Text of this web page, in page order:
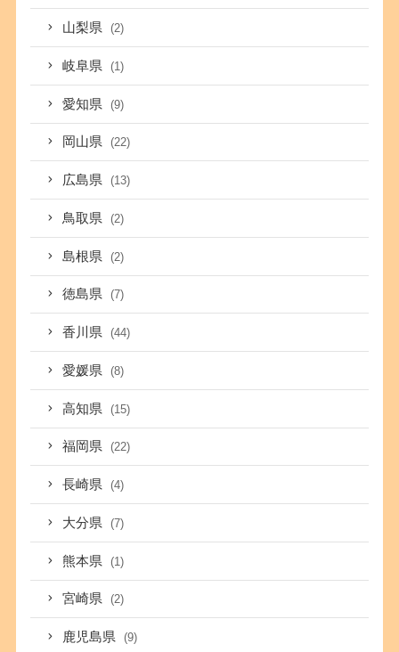
山梨県 (2)
岐阜県 (1)
愛知県 (9)
岡山県 (22)
広島県 (13)
鳥取県 (2)
島根県 (2)
徳島県 (7)
香川県 (44)
愛媛県 (8)
高知県 (15)
福岡県 (22)
長崎県 (4)
大分県 (7)
熊本県 (1)
宮崎県 (2)
鹿児島県 (9)